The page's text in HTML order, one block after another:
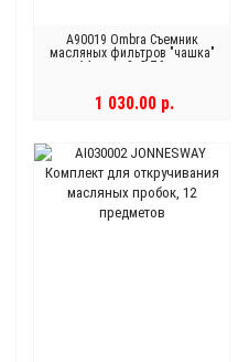
A90019 Ombra Съемник
масляных фильтров "чашка"
14-граней, Ø-76 мм
1 030.00 р.